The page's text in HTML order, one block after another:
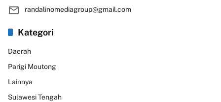
randalinomediagroup@gmail.com
Kategori
Daerah
Parigi Moutong
Lainnya
Sulawesi Tengah